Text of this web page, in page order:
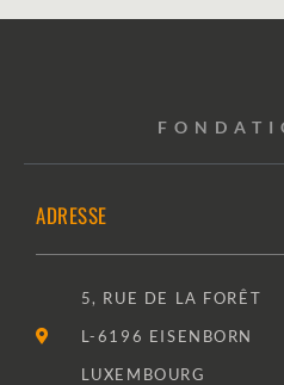
ADRESSE
5, RUE DE LA FORÊT
L-6196 EISENBORN
LUXEMBOURG